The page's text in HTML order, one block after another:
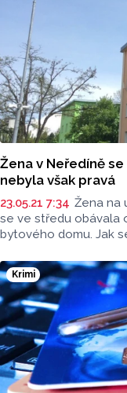
Žena v Neředíně
nebyla však pravá
23.05.21 7:34 Žena na
se ve středu obávala
bytového domu. Jak
Krimi